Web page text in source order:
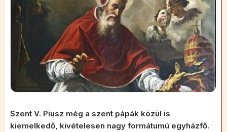
Szent V. Piusz még a szent pápák közül is
kiemelkedő, kivételesen nagy formátumú egyházfő.